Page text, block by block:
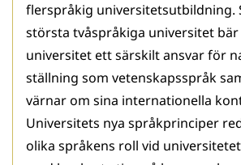
flerspråkig universitetsutbildning.
största tvåspråkiga universitet
universitet ett särskilt ansvar för
ställning som vetenskapsspråk
värnar om sina internationella
Universitets nya språkprinciper
olika språkens roll vid